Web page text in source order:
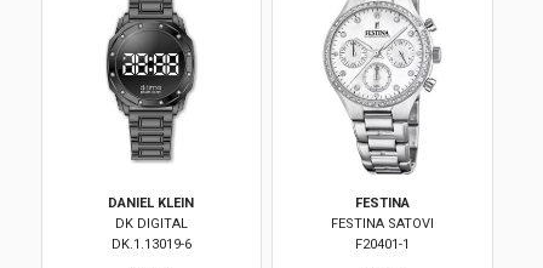
DANIEL KLEIN
DK DIGITAL
DK.1.13019-6
FESTINA
FESTINA SATOVI
F20401-1